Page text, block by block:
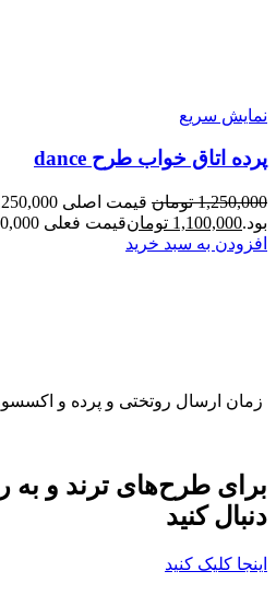
نمایش سریع
پرده اتاق خواب طرح dance
1,250,000 تومان
بود.1,100,000 تومانقیمت فعلی 1,100,000 تومان است.
افزودن به سبد خرید
زمان ارسال روتختی و پرده و
برای طرح‌های ترند و به
دنبال کنید
اینجا کلیک کنید